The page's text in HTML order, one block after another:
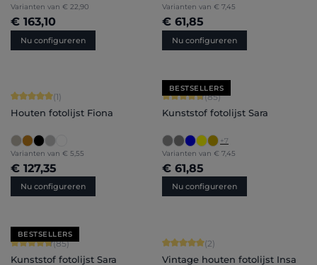
Varianten van € 22,90
€ 163,10
Nu configureren
Varianten van € 7,45
€ 61,85
Nu configureren
Gemiddelde waardering van 5 van 5 sterren
(1)
Houten fotolijst Fiona
Varianten van € 5,55
€ 127,35
Nu configureren
BESTSELLERS
Gemiddelde waardering van 4.71
(85)
Kunststof fotolijst Sara
+7
Varianten van € 7,45
€ 61,85
Nu configureren
BESTSELLERS
Gemiddelde waardering van 4.71 van 5 sterren
(85)
Kunststof fotolijst Sara
Gemiddelde waardering van 5 van 5
(2)
Vintage houten fotolijst Insa